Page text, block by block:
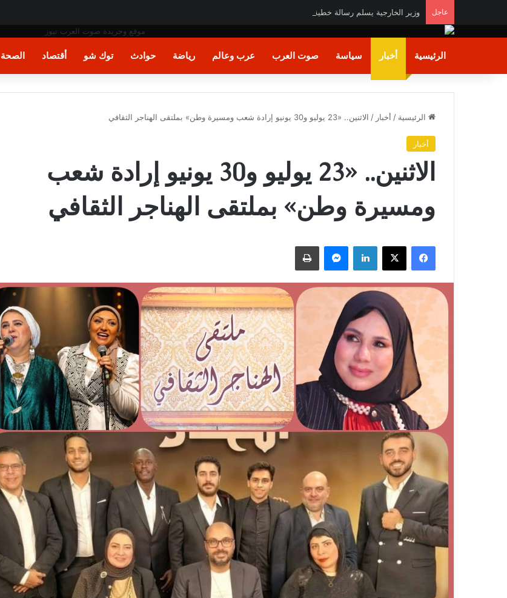
عاجل وزير الخارجية يسلم رسالة خطية من السيد رئيس الجمهورية إلى الرئيس التشادي
الرئيسية أخبار سياسة صوت العرب عرب وعالم رياضة حوادث توك شو أقتصاد الصحة
الرئيسية / أخبار / الاثنين.. «23 يوليو و30 يونيو إرادة شعب ومسيرة وطن» بملتقى الهناجر الثقافي
أخبار
الاثنين.. «23 يوليو و30 يونيو إرادة شعب
ومسيرة وطن» بملتقى الهناجر الثقافي
فيسبوك X لينكدإن ماسنجر طباعة